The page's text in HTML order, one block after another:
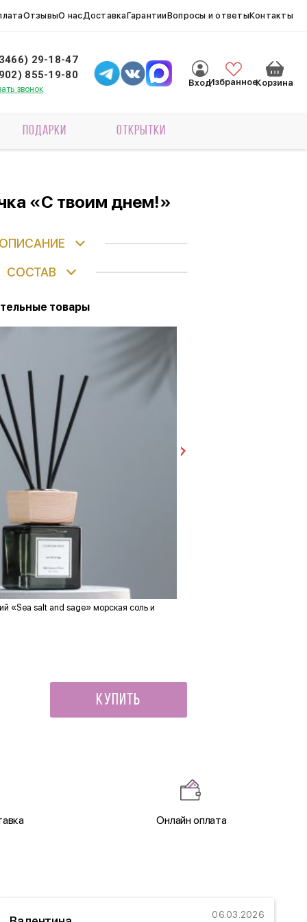
ОтзывыО насДоставкаГарантииВопросы и ответыКонтакты
29-18-47
855-19-80
звонок
ВходИзбранноеКорзина
ПОДАРКИ ОТКРЫТКИ
«С твоим днем!»
ОПИСАНИЕ
СОСТАВ
товары
«Sea salt and sage» морская соль и
Купить
Онлайн оплата
06.03.2026